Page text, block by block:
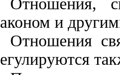
Отношения,
и
Отношения